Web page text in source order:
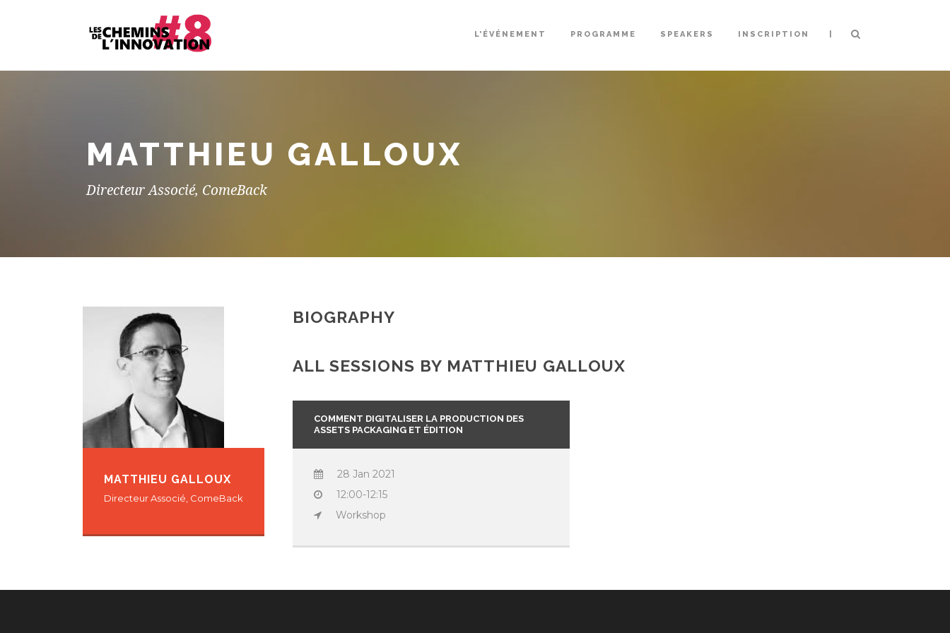
L’ÉVÉNEMENT PROGRAMME SPEAKERS INSCRIPTION |
MATTHIEU GALLOUX
Directeur Associé, ComeBack
MATTHIEU GALLOUX
Directeur Associé, ComeBack
BIOGRAPHY
ALL SESSIONS BY MATTHIEU GALLOUX
COMMENT DIGITALISER LA PRODUCTION DES
ASSETS PACKAGING ET ÉDITION
28 Jan 2021
12:00-12:15
Workshop